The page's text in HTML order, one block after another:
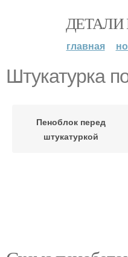
ДЕТАЛИ
главная
Штукатурка
Пеноблок перед
штукатуркой